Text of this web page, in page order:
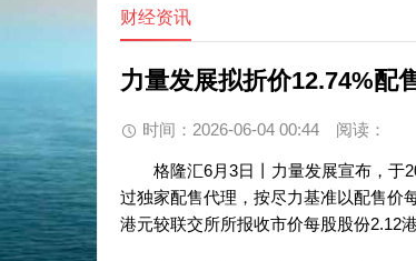
财经资讯
力量发展拟折价12.74%配
时间：2026-06-04 00:44 阅读：
格隆汇6月3日丨力量发展宣布，于
过独家配售代理，按尽力基准以配售价
港元较联交所所报收市价每股股份2.12